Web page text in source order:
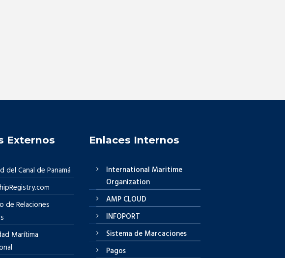
Externos
del Canal de Panamá
de Relaciones
Marítima
Enlaces Internos
International Maritime
Organization
AMP CLOUD
INFOPORT
Sistema de Marcaciones
Pagos